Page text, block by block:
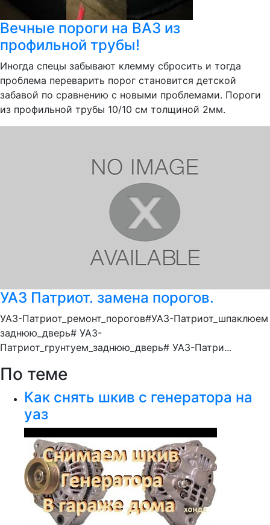
Вечные пороги на ВАЗ из
профильной трубы!
Иногда спецы забывают клемму сбросить и тогда
проблема переварить порог становится детской
забавой по сравнению с новыми проблемами. Пороги
из профильной трубы 10/10 см толщиной 2мм.
УАЗ Патриот. замена порогов.
УАЗ-Патриот_ремонт_порогов#УАЗ-Патриот_шпаклюем
заднюю_дверь# УАЗ-
Патриот_грунтуем_заднюю_дверь# УАЗ-Патри...
По теме
Как снять шкив с генератора на
уаз